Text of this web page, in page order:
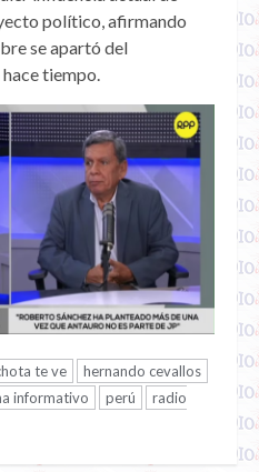
político, afirmando
se apartó del
tiempo.
te ve
hernando cevallos
informativo perú
radio